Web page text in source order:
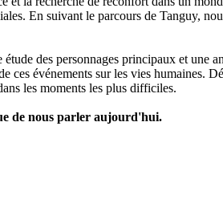
En suivant le parcours de Tanguy,
des personnages principaux et une
ces événements sur les vies
les moments les plus difficiles.
de nous parler aujourd'hui.